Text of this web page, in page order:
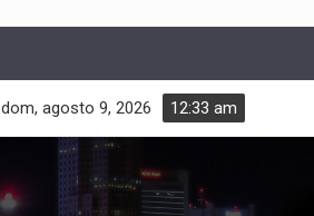
12:33 am
dom, agosto 9, 2026